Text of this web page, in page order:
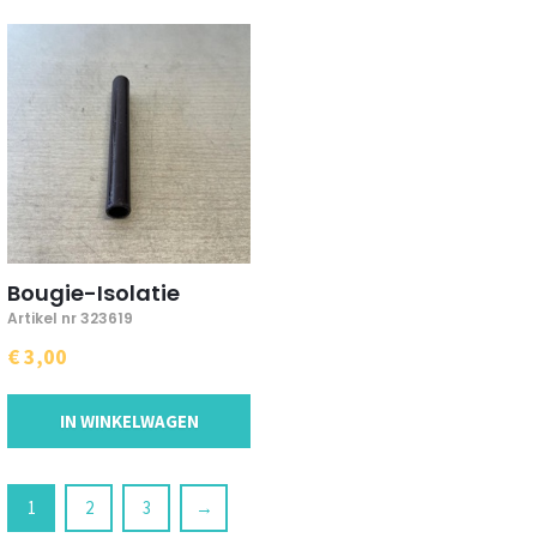
Bougie-Isolatie
Artikel nr 323619
€ 3,00
IN WINKELWAGEN
1 2 3 →